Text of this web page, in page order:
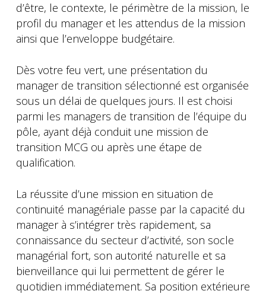
d’être, le contexte, le périmètre de la mission, le
profil du manager et les attendus de la mission
ainsi que l’enveloppe budgétaire.
Dès votre feu vert, une présentation du
manager de transition sélectionné est organisée
sous un délai de quelques jours. Il est choisi
parmi les managers de transition de l’équipe du
pôle, ayant déjà conduit une mission de
transition MCG ou après une étape de
qualification.
La réussite d’une mission en situation de
continuité managériale passe par la capacité du
manager à s’intégrer très rapidement, sa
connaissance du secteur d’activité, son socle
managérial fort, son autorité naturelle et sa
bienveillance qui lui permettent de gérer le
quotidien immédiatement. Sa position extérieure